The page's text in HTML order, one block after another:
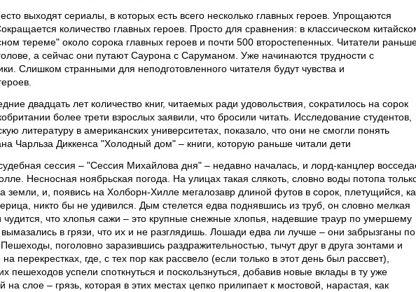
выходят сериалы, в которых есть всего несколько главных героев. Упрощаются
количество главных героев. Просто для сравнения: в классическом
тереме" около сорока главных героев и почти 500 второстепенных. Читатели
а сейчас они путают Саурона с Саруманом. Уже начинаются трудности с
Слишком странными для неподготовленного читателя будут чувства и
двадцать лет количество книг, читаемых ради удовольствия, сократилось на сорок
более трети взрослых заявили, что бросили читать. Исследование студентов,
литературу в американских университетах, показало, что они не смогли понять
Чарльза Диккенса "Холодный дом" – книги, которую раньше читали дети
сессия – "Сессия Михайлова дня" – недавно началась, и лорд-канцлер
Несносная ноябрьская погода. На улицах такая слякоть, словно воды потопа
земли, и, появись на Холборн-Хилле мегалозавр длиной футов в сорок, плетущийся,
никто бы не удивился. Дым стелется едва поднявшись из труб, он словно мелкая
чудится, что хлопья сажи – это крупные снежные хлопья, надевшие траур по умершему
в грязи, что их и не разглядишь. Лошади едва ли лучше – они забрызганы по
поголовно заразившись раздражительностью, тычут друг в друга зонтами и
перекрестках, где, с тех пор как рассвело (если только в этот день был рассвет),
пешеходов успели споткнуться и поскользнуться, добавив новые вклады в ту уже
на слое – грязь, которая в этих местах цепко прилипает к мостовой, нарастая, как